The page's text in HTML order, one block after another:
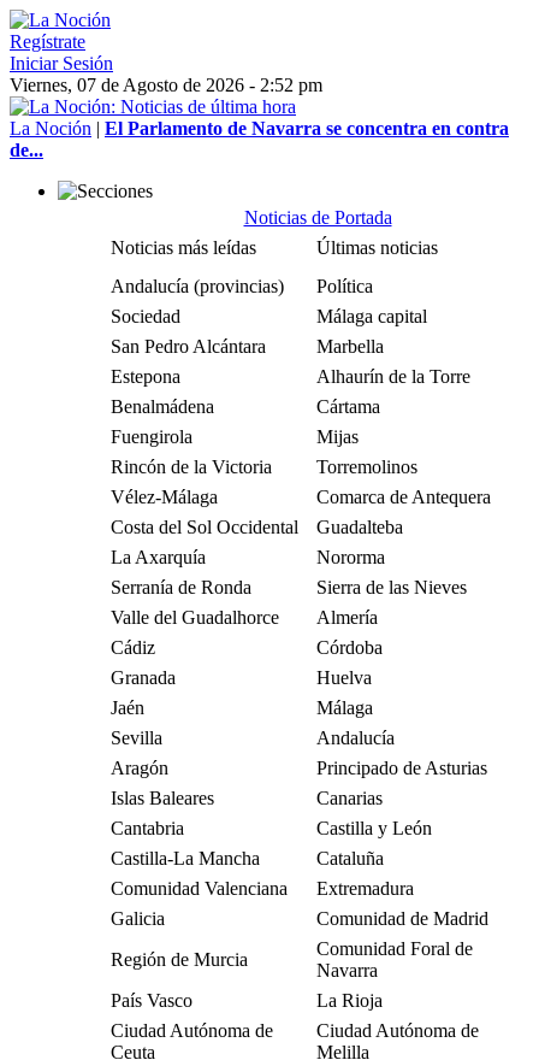
Regístrate
Iniciar Sesión
Viernes, 07 de Agosto de 2026 - 2:52 pm
La Noción | El Parlamento de Navarra se concentra en contra
de...
Noticias de Portada
Noticias más leídas
Últimas noticias
Andalucía (provincias)
Política
Sociedad
Málaga capital
San Pedro Alcántara
Marbella
Estepona
Alhaurín de la Torre
Benalmádena
Cártama
Fuengirola
Mijas
Rincón de la Victoria
Torremolinos
Vélez-Málaga
Comarca de Antequera
Costa del Sol Occidental
Guadalteba
La Axarquía
Nororma
Serranía de Ronda
Sierra de las Nieves
Valle del Guadalhorce
Almería
Cádiz
Córdoba
Granada
Huelva
Jaén
Málaga
Sevilla
Andalucía
Aragón
Principado de Asturias
Islas Baleares
Canarias
Cantabria
Castilla y León
Castilla-La Mancha
Cataluña
Comunidad Valenciana
Extremadura
Galicia
Comunidad de Madrid
Región de Murcia
Comunidad Foral de
Navarra
País Vasco
La Rioja
Ciudad Autónoma de
Ceuta
Ciudad Autónoma de
Melilla